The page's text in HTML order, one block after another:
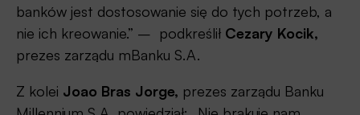
banków jest dostosowanie się do tych potrzeb, a
nie ich kreowanie.” – podkreślił Cezary Kocik,
prezes zarządu mBanku S.A.
Z kolei Joao Bras Jorge, prezes zarządu Banku